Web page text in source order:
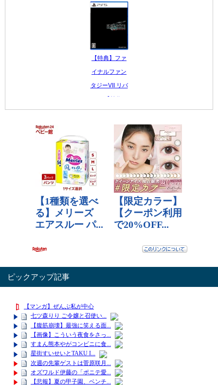
【特典】ファ
イナルファン
タジーVII リバ
8,396 円
レビュー数：5
ピックアップ記事